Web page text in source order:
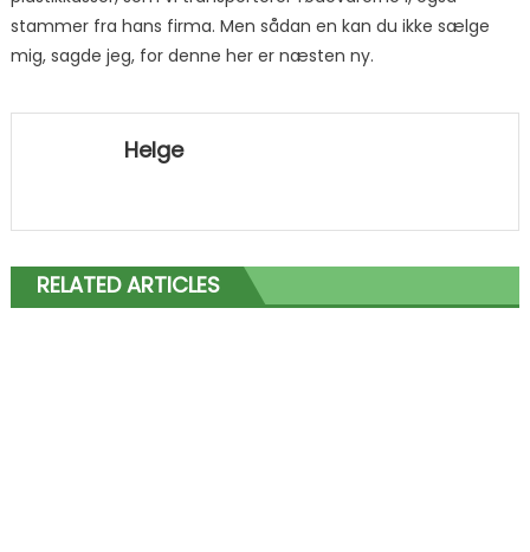
stammer fra hans firma. Men sådan en kan du ikke sælge
mig, sagde jeg, for denne her er næsten ny.
Helge
RELATED ARTICLES